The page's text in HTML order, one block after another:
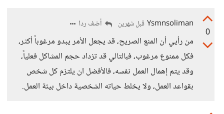
0
Ysmnsoliman قبل شهرين أضف ردا
من رأيي أن المنع الصريح، قد يجعل الأمر يبدو مرغوباً أكثر،
فكل ممنوع مرغوب، فبالتالي قد تزداد حجم المشاكل فعلياً،
وقد يتم إهمال العمل نفسه، فالأفضل ان يلتزم كل شخص
بقواعد العمل، ولا يخلط حياته الشخصية داخل بيئة العمل.